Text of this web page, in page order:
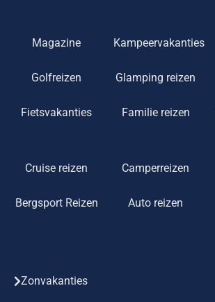
Magazine Kampeervakanties
Golfreizen Glamping reizen
Fietsvakanties Familie reizen
Cruise reizen Camperreizen
Bergsport Reizen Auto reizen
Zonvakanties